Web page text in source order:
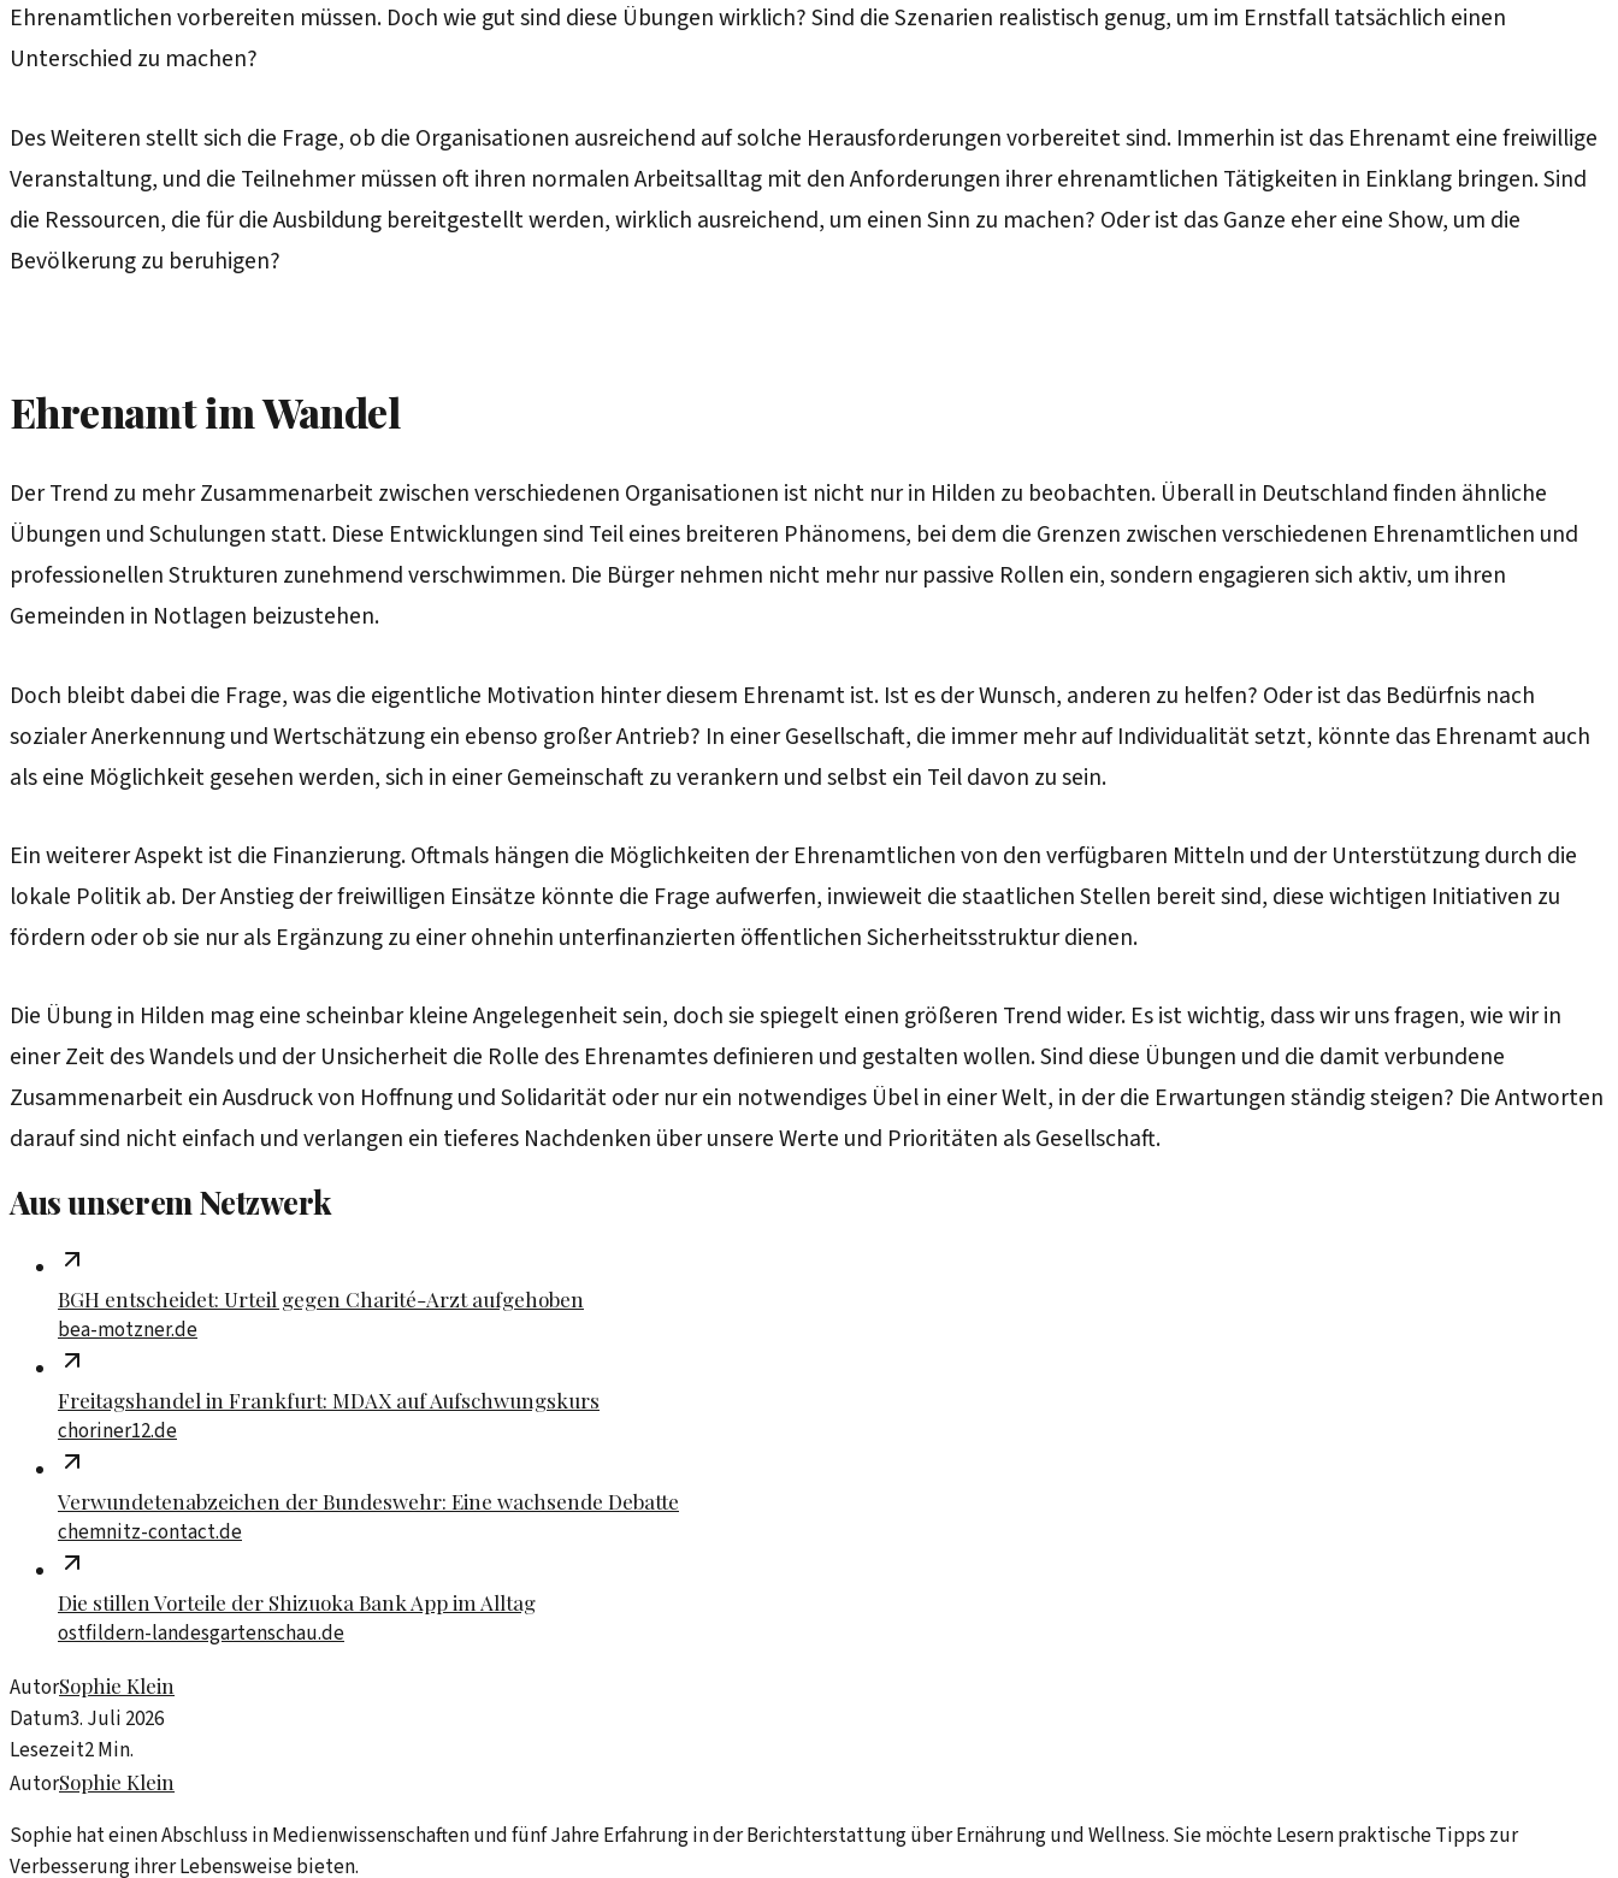
Ehrenamtlichen vorbereiten müssen. Doch wie gut sind diese Übungen wirklich? Sind die Szenarien realistisch genug, um im Ernstfall tatsächlich einen
Unterschied zu machen?
Des Weiteren stellt sich die Frage, ob die Organisationen ausreichend auf solche Herausforderungen vorbereitet sind. Immerhin ist das Ehrenamt eine freiwillige
Veranstaltung, und die Teilnehmer müssen oft ihren normalen Arbeitsalltag mit den Anforderungen ihrer ehrenamtlichen Tätigkeiten in Einklang bringen. Sind
die Ressourcen, die für die Ausbildung bereitgestellt werden, wirklich ausreichend, um einen Sinn zu machen? Oder ist das Ganze eher eine Show, um die
Bevölkerung zu beruhigen?
Ehrenamt im Wandel
Der Trend zu mehr Zusammenarbeit zwischen verschiedenen Organisationen ist nicht nur in Hilden zu beobachten. Überall in Deutschland finden ähnliche
Übungen und Schulungen statt. Diese Entwicklungen sind Teil eines breiteren Phänomens, bei dem die Grenzen zwischen verschiedenen Ehrenamtlichen und
professionellen Strukturen zunehmend verschwimmen. Die Bürger nehmen nicht mehr nur passive Rollen ein, sondern engagieren sich aktiv, um ihren
Gemeinden in Notlagen beizustehen.
Doch bleibt dabei die Frage, was die eigentliche Motivation hinter diesem Ehrenamt ist. Ist es der Wunsch, anderen zu helfen? Oder ist das Bedürfnis nach
sozialer Anerkennung und Wertschätzung ein ebenso großer Antrieb? In einer Gesellschaft, die immer mehr auf Individualität setzt, könnte das Ehrenamt auch
als eine Möglichkeit gesehen werden, sich in einer Gemeinschaft zu verankern und selbst ein Teil davon zu sein.
Ein weiterer Aspekt ist die Finanzierung. Oftmals hängen die Möglichkeiten der Ehrenamtlichen von den verfügbaren Mitteln und der Unterstützung durch die
lokale Politik ab. Der Anstieg der freiwilligen Einsätze könnte die Frage aufwerfen, inwieweit die staatlichen Stellen bereit sind, diese wichtigen Initiativen zu
fördern oder ob sie nur als Ergänzung zu einer ohnehin unterfinanzierten öffentlichen Sicherheitsstruktur dienen.
Die Übung in Hilden mag eine scheinbar kleine Angelegenheit sein, doch sie spiegelt einen größeren Trend wider. Es ist wichtig, dass wir uns fragen, wie wir in
einer Zeit des Wandels und der Unsicherheit die Rolle des Ehrenamtes definieren und gestalten wollen. Sind diese Übungen und die damit verbundene
Zusammenarbeit ein Ausdruck von Hoffnung und Solidarität oder nur ein notwendiges Übel in einer Welt, in der die Erwartungen ständig steigen? Die Antworten
darauf sind nicht einfach und verlangen ein tieferes Nachdenken über unsere Werte und Prioritäten als Gesellschaft.
Aus unserem Netzwerk
BGH entscheidet: Urteil gegen Charité-Arzt aufgehoben
bea-motzner.de
Freitagshandel in Frankfurt: MDAX auf Aufschwungskurs
choriner12.de
Verwundetenabzeichen der Bundeswehr: Eine wachsende Debatte
chemnitz-contact.de
Die stillen Vorteile der Shizuoka Bank App im Alltag
ostfildern-landesgartenschau.de
AutorSophie Klein
Datum3. Juli 2026
Lesezeit2Min.
AutorSophie Klein
Sophie hat einen Abschluss in Medienwissenschaften und fünf Jahre Erfahrung in der Berichterstattung über Ernährung und Wellness. Sie möchte Lesern praktische Tipps zur
Verbesserung ihrer Lebensweise bieten.